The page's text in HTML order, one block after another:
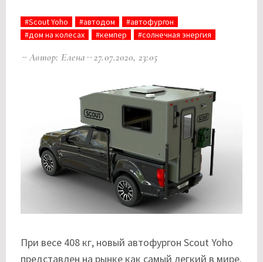
#Scout Yoho #автодом
#автофургон
#дом на колесах
#кемпер #солнечная энергия
Автор: Елена 27.07.2020, 23:05
При весе 408 кг, новый автофургон Scout Yoho
представлен на рынке как самый легкий в мире.